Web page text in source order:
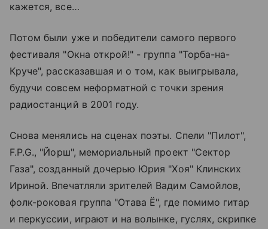
кажется, все…
Потом были уже и победители самого первого
фестиваля "Окна открой!" - группа "Торба-на-
Круче", рассказавшая и о том, как выигрывала,
будучи совсем неформатной с точки зрения
радиостанций в 2001 году.
Снова менялись на сценах поэты. Спели "Пилот",
F.P.G., "Йорш", мемориальный проект "Сектор
Газа", созданный дочерью Юрия "Хоя" Клинских
Ириной. Впечатляли зрителей Вадим Самойлов,
фолк-роковая группа "Отава Ё", где помимо гитар
и перкуссии, играют и на волынке, гуслях, скрипке